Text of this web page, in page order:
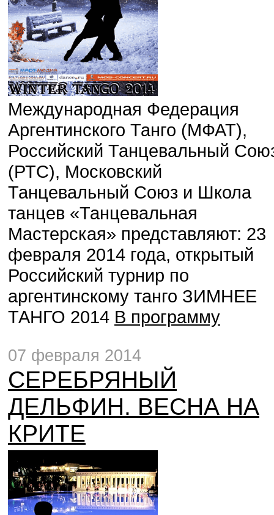
Международная Федерация
Аргентинского Танго (МФАТ),
Российский Танцевальный
(РТС), Московский
Танцевальный Союз и Школа
танцев «Танцевальная
Мастерская» представляют: 23
февраля 2014 года, открытый
Российский турнир по
аргентинскому танго ЗИМНЕЕ
ТАНГО 2014 В программу
07 февраля 2014
СЕРЕБРЯНЫЙ
ДЕЛЬФИН. ВЕСНА НА
КРИТЕ